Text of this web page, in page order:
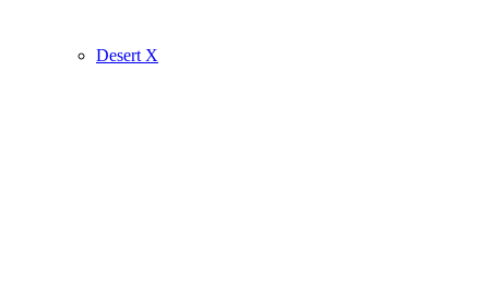
Desert X